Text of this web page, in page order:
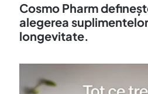
Cosmo Pharm
alegerea
longevitate.